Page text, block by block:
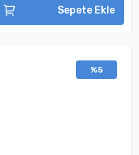
Sepete Ekle
%5